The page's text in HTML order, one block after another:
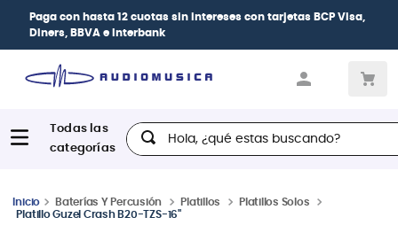
Paga con hasta 12 cuotas sin intereses con tarjetas BCP Visa,
Diners, BBVA e Interbank
Hola, ¿qué estas buscando?
Baterías Y Percusión Platillos
Platillos Solos
Platillo Guzel Crash B20-TZS-16''